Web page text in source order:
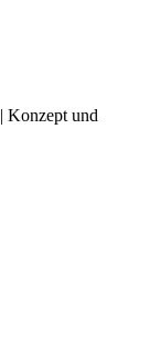
Konzept und